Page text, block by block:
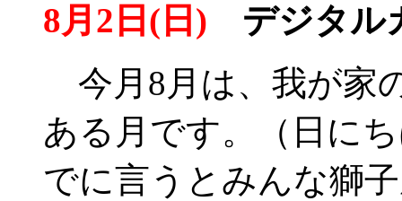
8月2日(日) デジタル
今月8月は、我が家
ある月です。（日に
でに言うとみんな獅